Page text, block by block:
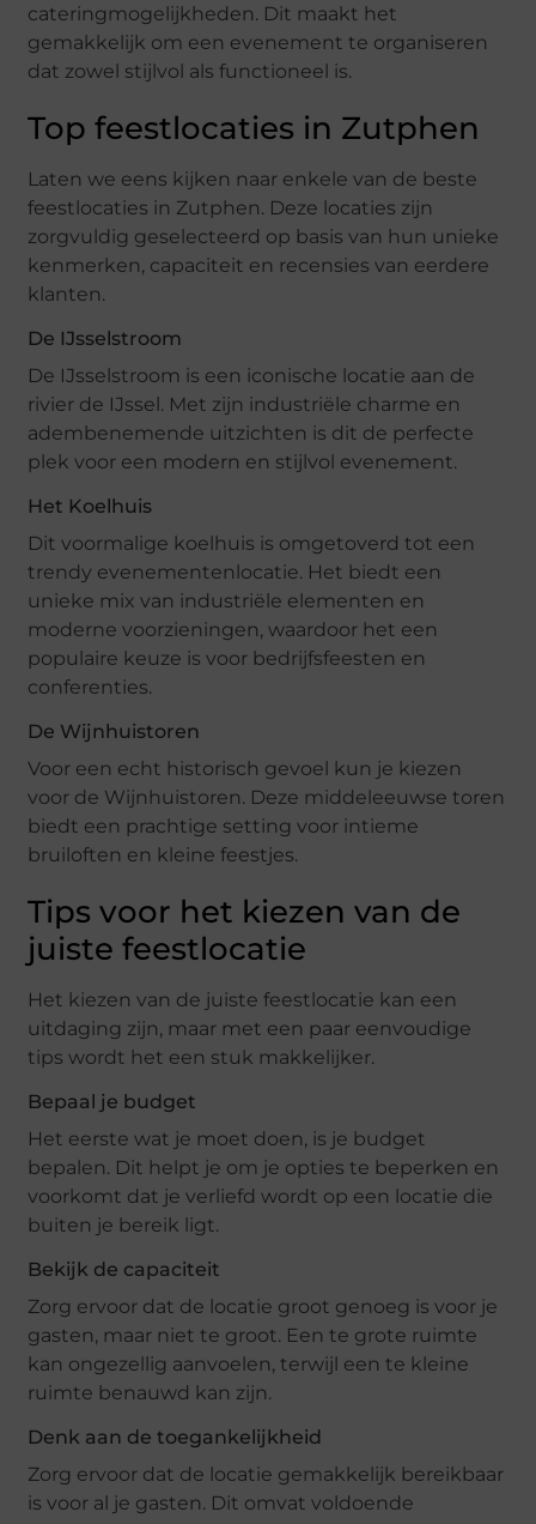
cateringmogelijkheden. Dit maakt het
gemakkelijk om een evenement te organiseren
dat zowel stijlvol als functioneel is.
Top feestlocaties in Zutphen
Laten we eens kijken naar enkele van de beste
feestlocaties in Zutphen. Deze locaties zijn
zorgvuldig geselecteerd op basis van hun unieke
kenmerken, capaciteit en recensies van eerdere
klanten.
De IJsselstroom
De IJsselstroom is een iconische locatie aan de
rivier de IJssel. Met zijn industriële charme en
adembenemende uitzichten is dit de perfecte
plek voor een modern en stijlvol evenement.
Het Koelhuis
Dit voormalige koelhuis is omgetoverd tot een
trendy evenementenlocatie. Het biedt een
unieke mix van industriële elementen en
moderne voorzieningen, waardoor het een
populaire keuze is voor bedrijfsfeesten en
conferenties.
De Wijnhuistoren
Voor een echt historisch gevoel kun je kiezen
voor de Wijnhuistoren. Deze middeleeuwse toren
biedt een prachtige setting voor intieme
bruiloften en kleine feestjes.
Tips voor het kiezen van de
juiste feestlocatie
Het kiezen van de juiste feestlocatie kan een
uitdaging zijn, maar met een paar eenvoudige
tips wordt het een stuk makkelijker.
Bepaal je budget
Het eerste wat je moet doen, is je budget
bepalen. Dit helpt je om je opties te beperken en
voorkomt dat je verliefd wordt op een locatie die
buiten je bereik ligt.
Bekijk de capaciteit
Zorg ervoor dat de locatie groot genoeg is voor je
gasten, maar niet te groot. Een te grote ruimte
kan ongezellig aanvoelen, terwijl een te kleine
ruimte benauwd kan zijn.
Denk aan de toegankelijkheid
Zorg ervoor dat de locatie gemakkelijk bereikbaar
is voor al je gasten. Dit omvat voldoende